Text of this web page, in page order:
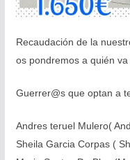
Recaudación de la
os pondremos a quién va
Guerrer@s que optan a
Andres teruel Mulero(
Sheila Garcia Corpas (